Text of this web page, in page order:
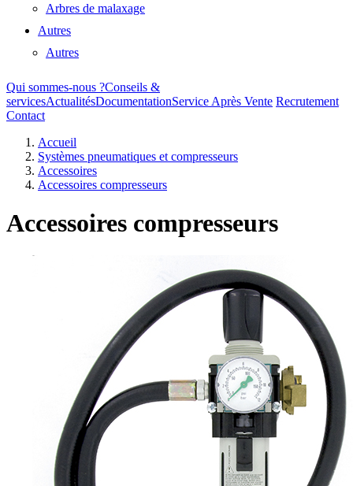
Arbres de malaxage
Autres
Autres
Qui sommes-nous ?Conseils &
servicesActualitésDocumentationService Après Vente Recrutement
Contact
Accueil
Systèmes pneumatiques et compresseurs
Accessoires
Accessoires compresseurs
Accessoires compresseurs